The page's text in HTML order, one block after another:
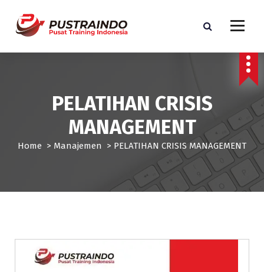
PELATIHAN CRISIS
MANAGEMENT
Home > Manajemen > PELATIHAN CRISIS MANAGEMENT